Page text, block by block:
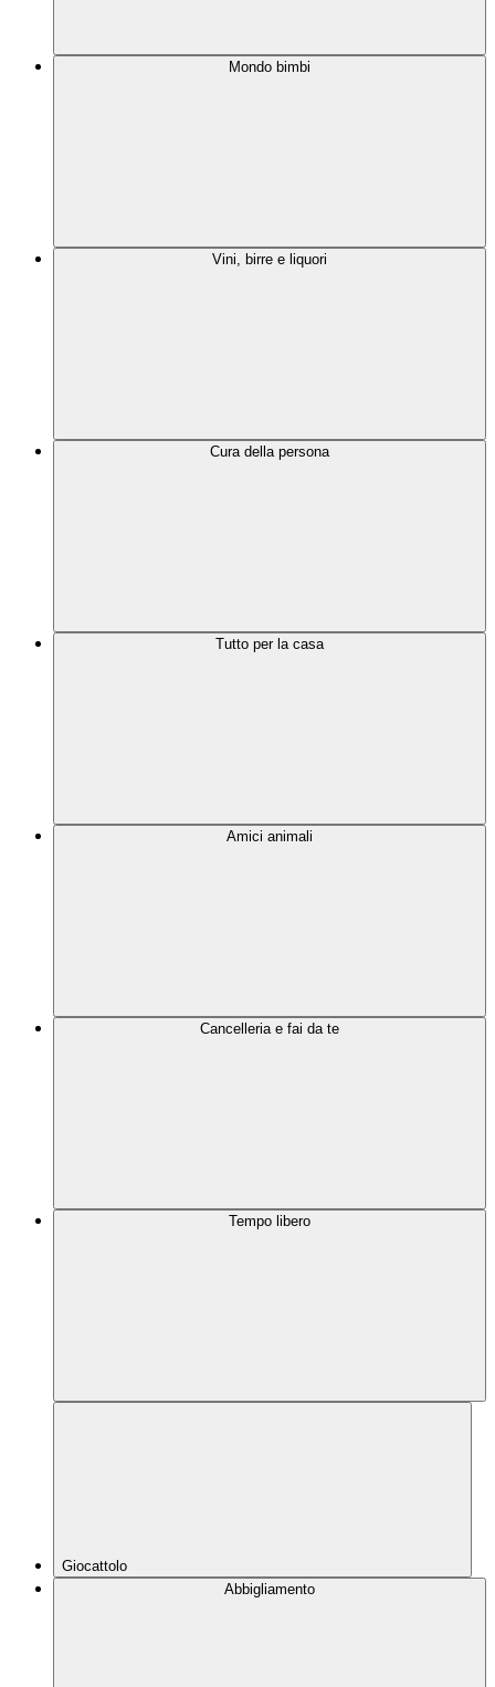
Mondo bimbi
Vini, birre e liquori
Cura della persona
Tutto per la casa
Amici animali
Cancelleria e fai da te
Tempo libero
Giocattolo
Abbigliamento